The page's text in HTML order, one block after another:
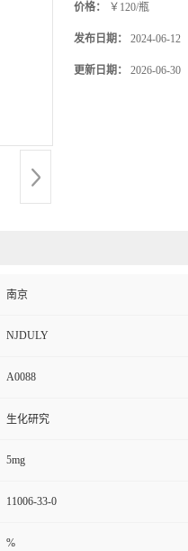
价格： ￥120/瓶
发布日期： 2024-06-12
更新日期： 2026-06-30
南京
NJDULY
A0088
生化研究
5mg
11006-33-0
%